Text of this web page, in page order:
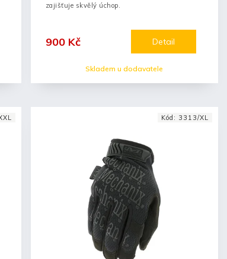
Skladem u dodavatele
900 Kč Detail
zajišťuje skvělý úchop.
Kód: 3313/XL